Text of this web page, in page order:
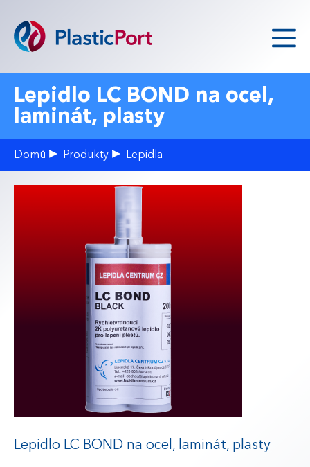
Hlavní menu
Produkty
Zakázková výroba
Poptávka
O nás
Lepidlo LC BOND na ocel,
laminát, plasty
Domů Produkty Lepidla
Lepidlo LC BOND na ocel, laminát, plasty